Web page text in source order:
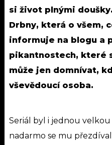
si život plnými
Drbny, která o všem,
informuje na blogu a
pikantnostech, které
může jen domnívat,
vševědoucí osoba.
Seriál byl i jednou
nadarmo se mu